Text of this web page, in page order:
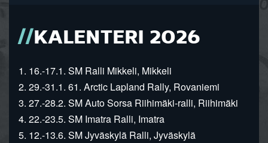
KALENTERI 2026
1. 16.-17.1. SM Ralli Mikkeli, Mikkeli
2. 29.-31.1. 61. Arctic Lapland Rally, Rovaniemi
3. 27.-28.2. SM Auto Sorsa Riihimäki-ralli, Riihimäki
4. 22.-23.5. SM Imatra Ralli, Imatra
5. 12.-13.6. SM Jyväskylä Ralli, Jyväskylä